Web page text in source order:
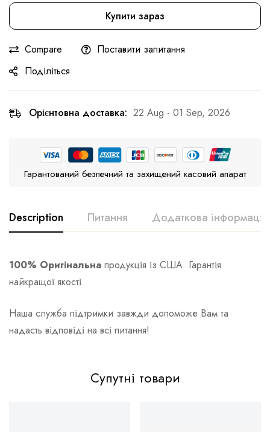
Купити зараз
Compare
Поставити запитання
Поділіться
Орієнтовна доставка: 22 Aug - 01 Sep, 2026
Гарантований безпечний та захищений касовий апарат
Description Питання Додаткова інформація
100% Оригінальна продукція із США. Гарантія
найкращої якості.
Наша служба підтримки завжди допоможе Вам та
надасть відповіді на всі питання!
Супутні товари